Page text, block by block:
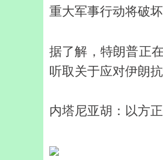
重大军事行动将破坏
据了解，特朗普正
听取关于应对伊朗
内塔尼亚胡：以方